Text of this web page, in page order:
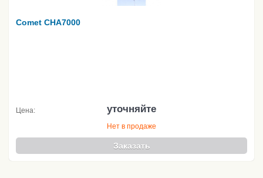
Comet CHA7000
Цена: уточняйте
Нет в продаже
Заказать